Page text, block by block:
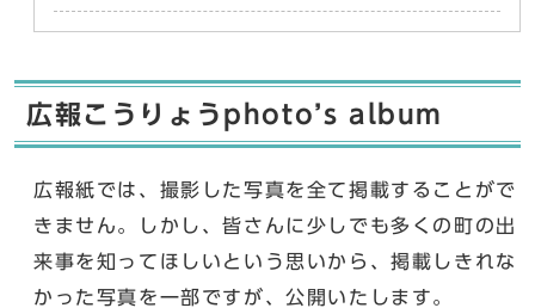
広報こうりょうphoto’s album
広報紙では、撮影した写真を全て掲載することがで
きません。しかし、皆さんに少しでも多くの町の出
来事を知ってほしいという思いから、掲載しきれな
かった写真を一部ですが、公開いたします。